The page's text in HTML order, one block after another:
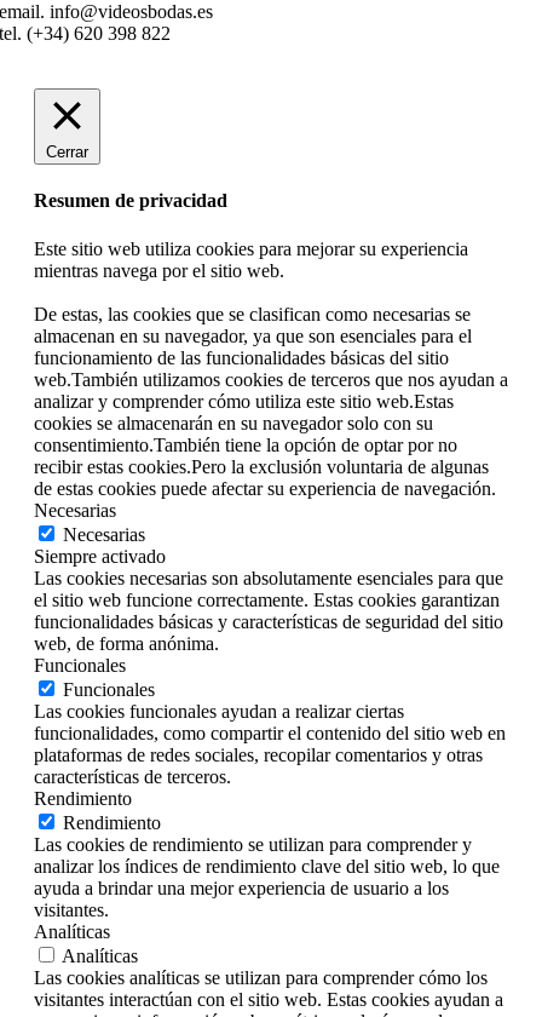
email. info@videosbodas.es
tel. (+34) 620 398 822
Cerrar
Resumen de privacidad
Este sitio web utiliza cookies para mejorar su experiencia
mientras navega por el sitio web.
De estas, las cookies que se clasifican como necesarias se
almacenan en su navegador, ya que son esenciales para el
funcionamiento de las funcionalidades básicas del sitio
web.También utilizamos cookies de terceros que nos ayudan a
analizar y comprender cómo utiliza este sitio web.Estas
cookies se almacenarán en su navegador solo con su
consentimiento.También tiene la opción de optar por no
recibir estas cookies.Pero la exclusión voluntaria de algunas
de estas cookies puede afectar su experiencia de navegación.
Necesarias
Necesarias
Siempre activado
Las cookies necesarias son absolutamente esenciales para que
el sitio web funcione correctamente. Estas cookies garantizan
funcionalidades básicas y características de seguridad del sitio
web, de forma anónima.
Funcionales
Funcionales
Las cookies funcionales ayudan a realizar ciertas
funcionalidades, como compartir el contenido del sitio web en
plataformas de redes sociales, recopilar comentarios y otras
características de terceros.
Rendimiento
Rendimiento
Las cookies de rendimiento se utilizan para comprender y
analizar los índices de rendimiento clave del sitio web, lo que
ayuda a brindar una mejor experiencia de usuario a los
visitantes.
Analíticas
Analíticas
Las cookies analíticas se utilizan para comprender cómo los
visitantes interactúan con el sitio web. Estas cookies ayudan a